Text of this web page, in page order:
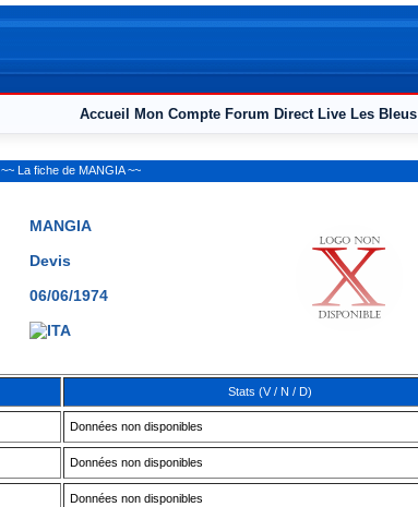
Accueil Mon Compte Forum Direct Live Les Bleus
~~ La fiche de MANGIA ~~
MANGIA
Devis
06/06/1974
Stats (V / N / D)
Données non disponibles
Données non disponibles
Données non disponibles